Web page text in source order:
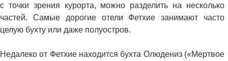
с точки зрения курорта, можно разделить на несколько
частей. Самые дорогие отели Фетхие занимают часто
целую бухту или даже полуостров.
Недалеко от Фетхие находится бухта Олюдениз («Мертвое